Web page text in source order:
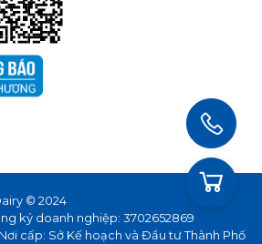
© 2024
ký doanh nghiệp: 3702652869
cấp: Sở Kế hoạch và Đầu tư Thành Phố